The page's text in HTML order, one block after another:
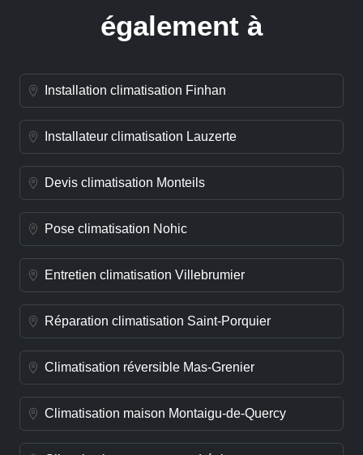
également à
Installation climatisation Finhan
Installateur climatisation Lauzerte
Devis climatisation Monteils
Pose climatisation Nohic
Entretien climatisation Villebrumier
Réparation climatisation Saint-Porquier
Climatisation réversible Mas-Grenier
Climatisation maison Montaigu-de-Quercy